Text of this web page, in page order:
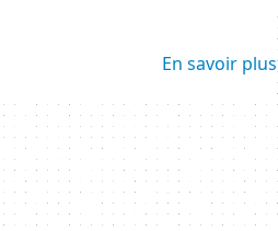
En savoir plus